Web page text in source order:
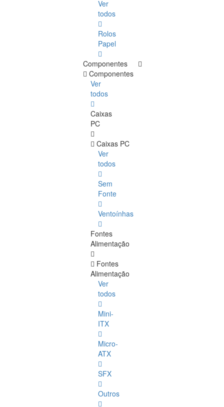
Ver
todos
Rolos
Papel
Componentes
Componentes
Ver
todos
Caixas
PC
Caixas PC
Ver
todos
Sem
Fonte
Ventoínhas
Fontes
Alimentação
Fontes
Alimentação
Ver
todos
Mini-
ITX
Micro-
ATX
SFX
Outros